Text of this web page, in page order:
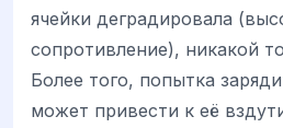
ячейки деградировала
сопротивление), никакой
Более того, попытка
может привести к её